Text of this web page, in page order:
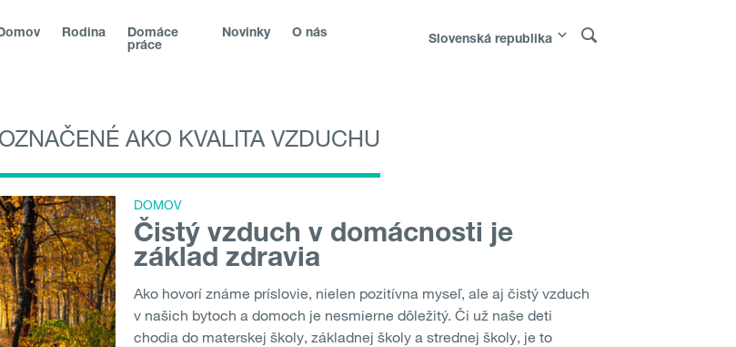
Rodina
Domáce
práce
Novinky O nás Slovenská republika
republika|Magyarország|Hrvatska |Srbija|Polska|
Северна Македонија|Danmark|Suomi|Norge|Sverige
Молдо́ва
AKO KVALITA VZDUCHU
DOMOV
Čistý vzduch v domácnosti je
základ zdravia
Ako hovorí známe príslovie, nielen pozitívna myseľ, ale aj čistý vzduch
v našich bytoch a domoch je nesmierne dôležitý. Či už naše deti
chodia do materskej školy, základnej školy a strednej školy, je to